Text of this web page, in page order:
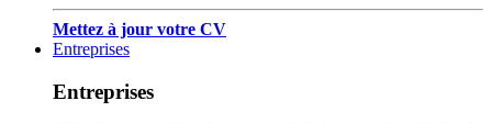
Mettez à jour votre CV
Entreprises
Entreprises